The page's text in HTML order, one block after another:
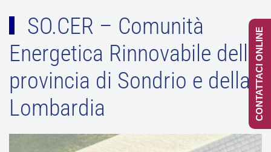
SO.CER – Comunità
Energetica Rinnovabile della
provincia di Sondrio e della
Lombardia
CONTATTACI ONLINE